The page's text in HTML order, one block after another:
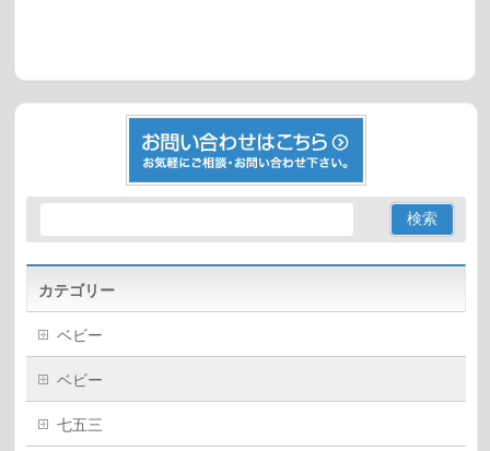
カテゴリー
ベビー
ベビー
七五三